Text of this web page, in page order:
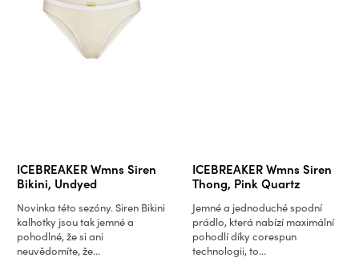
ICEBREAKER Wmns Siren
Bikini, Undyed
Novinka této sezóny. Siren Bikini
kalhotky jsou tak jemné a
pohodlné, že si ani
neuvědomíte, že...
ICEBREAKER Wmns Siren
Thong, Pink Quartz
Jemné a jednoduché spodní
prádlo, která nabízí maximální
pohodlí díky corespun
technologii, to...